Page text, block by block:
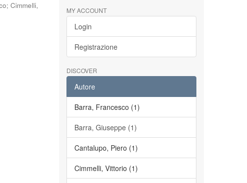
;Cimmelli,
MY ACCOUNT
Login
Registrazione
DISCOVER
Autore
Barra, Francesco (1)
Barra, Giuseppe (1)
Cantalupo, Piero (1)
Cimmelli, Vittorio (1)